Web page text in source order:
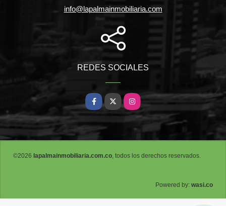
info@lapalmainmobiliaria.com
REDES SOCIALES
Facebook
X Instagram
©2026 lapalmainmobiliaria.com.co, todos los derechos reservados.
Powered by: wasi.co